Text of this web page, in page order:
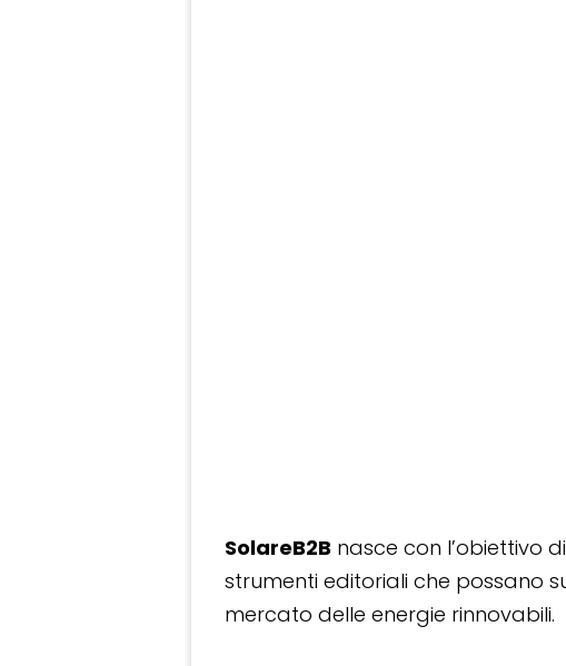
SolareB2B nasce con l’obiettivo
strumenti editoriali che possano
mercato delle energie rinnovabili.